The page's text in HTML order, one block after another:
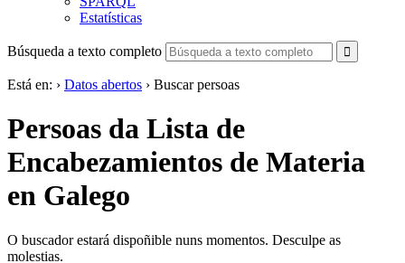
Estatísticas
Búsqueda a texto completo
Está en: › Datos abertos › Buscar persoas
Persoas da Lista de
Encabezamientos de Materia
en Galego
O buscador estará dispoñible nuns momentos. Desculpe as
molestias.